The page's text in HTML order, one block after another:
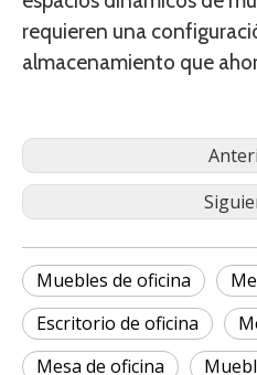
requieren una
almacenamiento que
Muebles de oficina
Escritorio de oficina
Mesa de oficina